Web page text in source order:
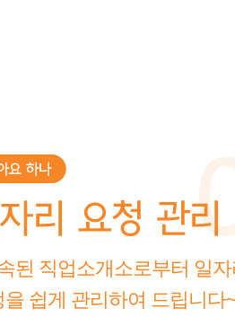
된 직업소개소로부터 일
을 쉽게 관리하여 드립니다